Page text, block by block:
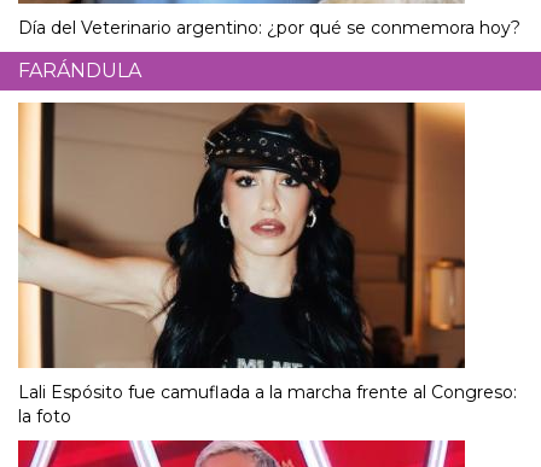
Día del Veterinario argentino: ¿por qué se conmemora hoy?
FARÁNDULA
Lali Espósito fue camuflada a la marcha frente al Congreso:
la foto